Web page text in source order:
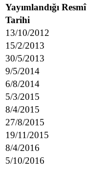
Yayımlandığı
Tarihi
13/10/2012
15/2/2013
30/5/2013
9/5/2014
6/8/2014
5/3/2015
8/4/2015
27/8/2015
19/11/2015
8/4/2016
5/10/2016